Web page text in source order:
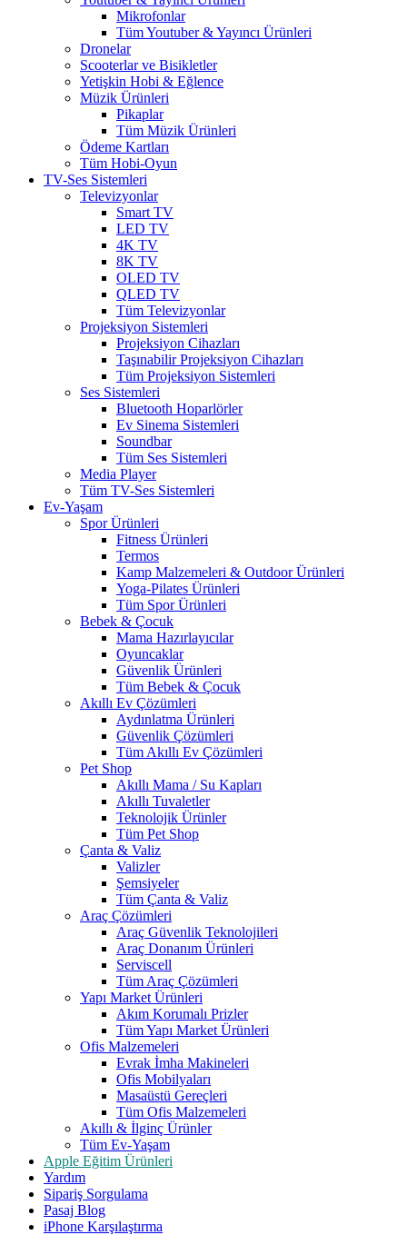
Mikrofonlar
Tüm Youtuber & Yayıncı Ürünleri
Dronelar
Scooterlar ve Bisikletler
Yetişkin Hobi & Eğlence
Müzik Ürünleri
Pikaplar
Tüm Müzik Ürünleri
Ödeme Kartları
Tüm Hobi-Oyun
TV-Ses Sistemleri
Televizyonlar
Smart TV
LED TV
4K TV
8K TV
OLED TV
QLED TV
Tüm Televizyonlar
Projeksiyon Sistemleri
Projeksiyon Cihazları
Taşınabilir Projeksiyon Cihazları
Tüm Projeksiyon Sistemleri
Ses Sistemleri
Bluetooth Hoparlörler
Ev Sinema Sistemleri
Soundbar
Tüm Ses Sistemleri
Media Player
Tüm TV-Ses Sistemleri
Ev-Yaşam
Spor Ürünleri
Fitness Ürünleri
Termos
Kamp Malzemeleri & Outdoor Ürünleri
Yoga-Pilates Ürünleri
Tüm Spor Ürünleri
Bebek & Çocuk
Mama Hazırlayıcılar
Oyuncaklar
Güvenlik Ürünleri
Tüm Bebek & Çocuk
Akıllı Ev Çözümleri
Aydınlatma Ürünleri
Güvenlik Çözümleri
Tüm Akıllı Ev Çözümleri
Pet Shop
Akıllı Mama / Su Kapları
Akıllı Tuvaletler
Teknolojik Ürünler
Tüm Pet Shop
Çanta & Valiz
Valizler
Şemsiyeler
Tüm Çanta & Valiz
Araç Çözümleri
Araç Güvenlik Teknolojileri
Araç Donanım Ürünleri
Serviscell
Tüm Araç Çözümleri
Yapı Market Ürünleri
Akım Korumalı Prizler
Tüm Yapı Market Ürünleri
Ofis Malzemeleri
Evrak İmha Makineleri
Ofis Mobilyaları
Masaüstü Gereçleri
Tüm Ofis Malzemeleri
Akıllı & İlginç Ürünler
Tüm Ev-Yaşam
Apple Eğitim Ürünleri
Yardım
Sipariş Sorgulama
Pasaj Blog
iPhone Karşılaştırma